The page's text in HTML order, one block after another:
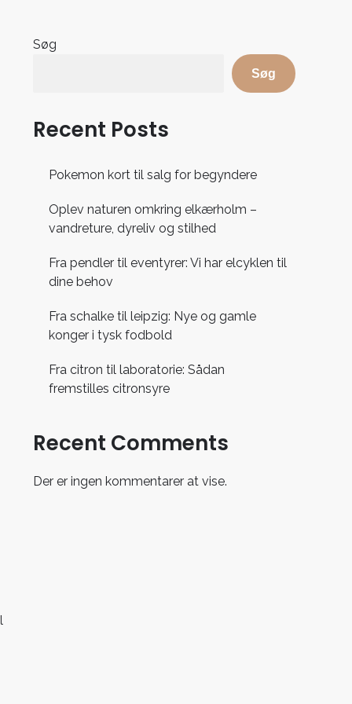
Søg
Søg
Recent Posts
Pokemon kort til salg for begyndere
Oplev naturen omkring elkærholm –
vandreture, dyreliv og stilhed
Fra pendler til eventyrer: Vi har elcyklen til
dine behov
Fra schalke til leipzig: Nye og gamle
konger i tysk fodbold
Fra citron til laboratorie: Sådan
fremstilles citronsyre
Recent Comments
Der er ingen kommentarer at vise.